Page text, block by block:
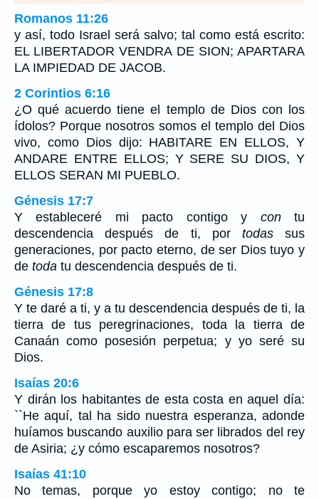
Romanos 11:26
y así, todo Israel será salvo; tal como está escrito:
EL LIBERTADOR VENDRA DE SION; APARTARA
LA IMPIEDAD DE JACOB.
2 Corintios 6:16
¿O qué acuerdo tiene el templo de Dios con los
ídolos? Porque nosotros somos el templo del Dios
vivo, como Dios dijo: HABITARE EN ELLOS, Y
ANDARE ENTRE ELLOS; Y SERE SU DIOS, Y
ELLOS SERAN MI PUEBLO.
Génesis 17:7
Y estableceré mi pacto contigo y contu
descendencia después de ti, por todassus
generaciones, por pacto eterno, de ser Dios tuyo y
de toda tu descendencia después de ti.
Génesis 17:8
Y te daré a ti, y a tu descendencia después de ti, la
tierra de tus peregrinaciones, toda la tierra de
Canaán como posesión perpetua; y yo seré su
Dios.
Isaías 20:6
Y dirán los habitantes de esta costa en aquel día:
``He aquí, tal ha sido nuestra esperanza, adonde
huíamos buscando auxilio para ser librados del rey
de Asiria; ¿y cómo escaparemos nosotros?
Isaías 41:10
No temas, porque yo estoy contigo; no te